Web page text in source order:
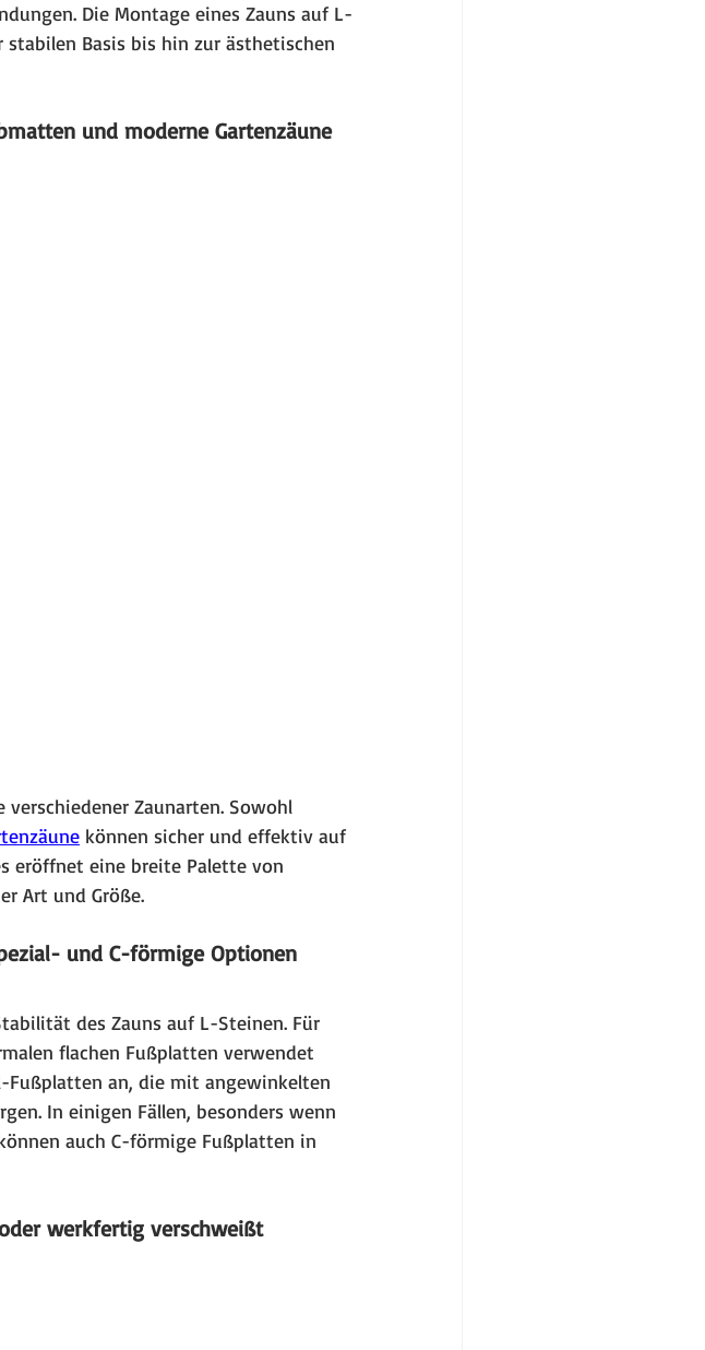
Die Montage eines Zauns auf L-
Basis bis hin zur ästhetischen
und moderne Gartenzäune
Zaunarten. Sowohl
können sicher und effektiv auf
eröffnet eine breite Palette von
Art und Größe.
und C-förmige Optionen
des Zauns auf L-Steinen. Für
flachen Fußplatten verwendet
Fußplatten an, die mit angewinkelten
In einigen Fällen, besonders wenn
auch C-förmige Fußplatten in
werkfertig verschweißt